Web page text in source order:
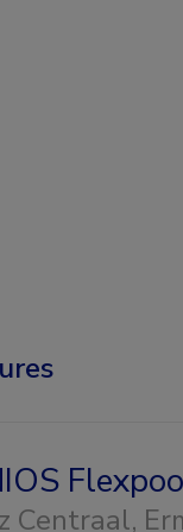
Centraal,